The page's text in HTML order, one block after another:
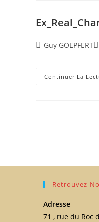
Guy GOEPFERT
Continuer La
Retrouvez-
Adresse
71 , rue du Roc